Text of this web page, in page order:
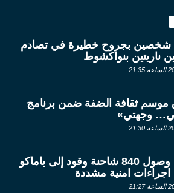
شخصين بجروح خطيرة في تصادم
ناريتين بنواكشوط
موسم ثقافة الضفة ضمن برنامج
وجهتي»
مالي: وصول 840 شاحنة وقود إلى باماكو
امنية مشددة